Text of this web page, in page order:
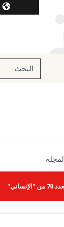
من "الإنساني"